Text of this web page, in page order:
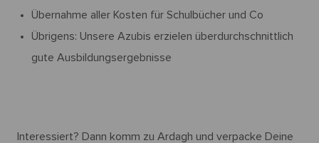
Übernahme aller Kosten für Schulbücher und Co
Übrigens: Unsere Azubis erzielen überdurchschnittlich
gute Ausbildungsergebnisse
Interessiert? Dann komm zu Ardagh und verpacke Deine